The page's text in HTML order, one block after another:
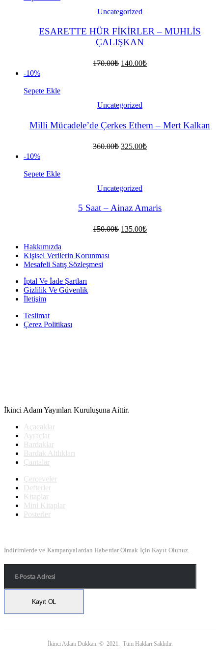
Uncategorized
ESARETTE HÜR FİKİRLER – MUHLİS
ÇALIŞKAN
170.00₺ Orijinal
140.00₺Şu
-10%
Sepete Ekle
Uncategorized
Milli Mücadele’de Çerkes Ethem – Mert Kalkan
360.00₺ Orijinal
325.00₺Şu
-10%
Sepete Ekle
Uncategorized
5 Saat – Ainaz Amaris
150.00₺ Orijinal
135.00₺Şu
Hakkımızda
Kişisel Verilerin Korunması
Mesafeli Satış Sözleşmesi
İptal Ve İade Şartları
Gizlilik Ve Güvenlik
İletişim
Teslimat
Çerez Politikası
İkinci Adam Yayınları Kuruluşuna Aittir.
Açacaklar
Ayraçlar
Bardaklar
Bardak Altlıkları
Çantalar
Çerçeveler
Defterler
Kitaplar
Mini Kitaplar
Posterler
İndirimlerde ve Kampanyalardan Haberdar Olmak İçin Kayıt Olunuz.
İkinci Adam Dükkan. © 2021. Tüm Hakları Saklıdır.